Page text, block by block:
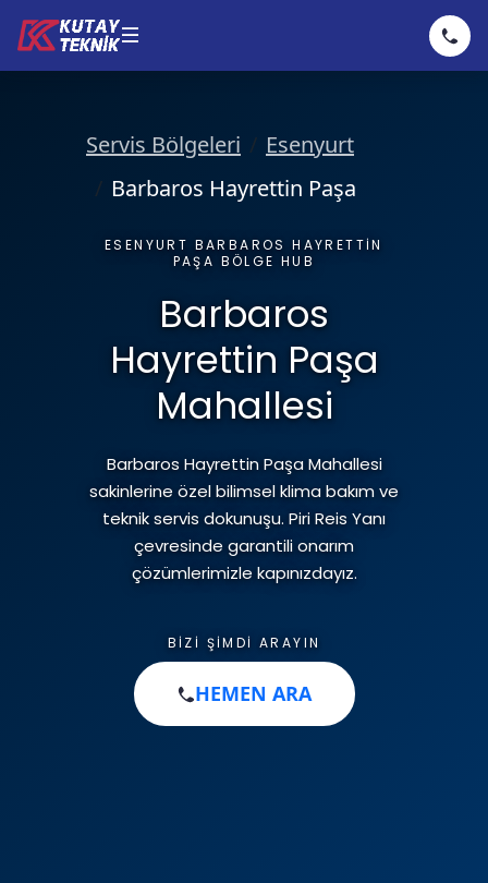
Klima Servisi
Klima Bakımı
Klima Tamiri
Klima Gaz Dolumu
Kombi Servisi
Kombi Bakımı
Kombi Montajı
Hizmetler
Fiyatlarımız
İletişim
Servis Bölgeleri
Esenyurt
Barbaros Hayrettin Paşa
ESENYURT BARBAROS HAYRETTIN
PAŞA BÖLGE HUB
Barbaros
Hayrettin Paşa
Mahallesi
Barbaros Hayrettin Paşa Mahallesi
sakinlerine özel bilimsel klima bakım ve
teknik servis dokunuşu. Piri Reis Yanı
çevresinde garantili onarım
çözümlerimizle kapınızdayız.
BIZI ŞIMDI ARAYIN
HEMEN ARA